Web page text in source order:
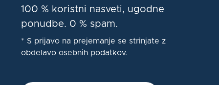
100 % koristni nasveti, ugodne
ponudbe. 0 % spam.
* S prijavo na prejemanje se strinjate z
obdelavo osebnih podatkov.